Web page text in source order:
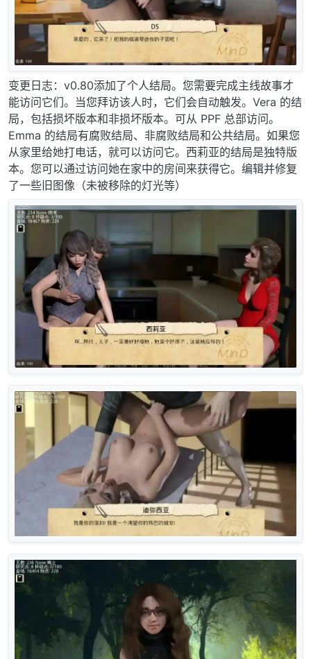
变更日志：v0.80添加了个人结局。您需要完成主线故事才
能访问它们。当您拜访该人时，它们会自动触发。Vera 的结
局，包括损坏版本和非损坏版本。可从 PPF 总部访问。
Emma 的结局有腐败结局、非腐败结局和公共结局。如果您
从家里给她打电话，就可以访问它。西莉亚的结局是独特版
本。您可以通过访问她在家中的房间来获得它。编辑并修复
了一些旧图像（未被移除的灯光等）